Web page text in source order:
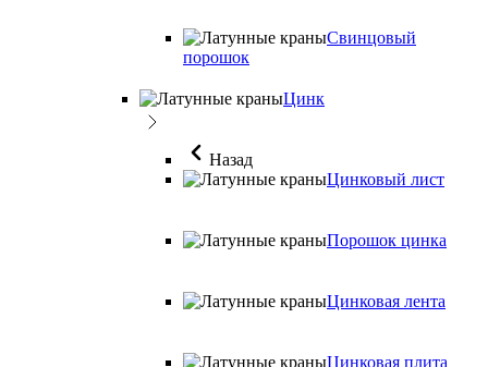
Свинцовый
порошок
Цинк
Назад
Цинковый лист
Порошок цинка
Цинковая лента
Цинковая плита